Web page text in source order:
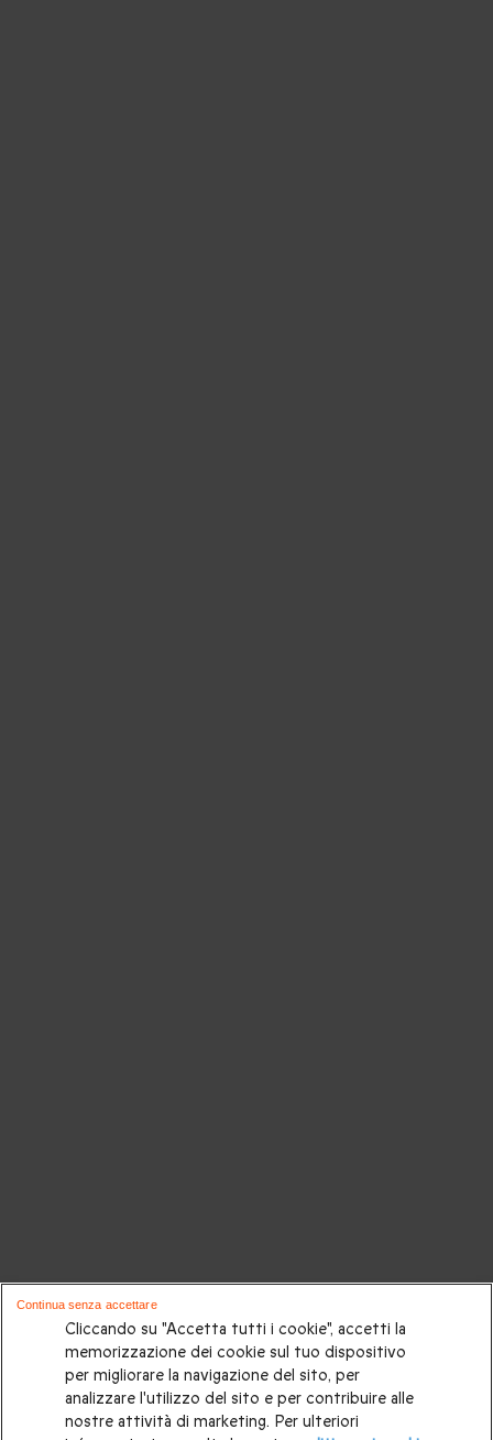
Cliccando su "Accetta tutti i cookie", accetti la
memorizzazione dei cookie sul tuo dispositivo
per migliorare la navigazione del sito, per
analizzare l'utilizzo del sito e per contribuire alle
nostre attività di marketing. Per ulteriori
Continua senza accettare